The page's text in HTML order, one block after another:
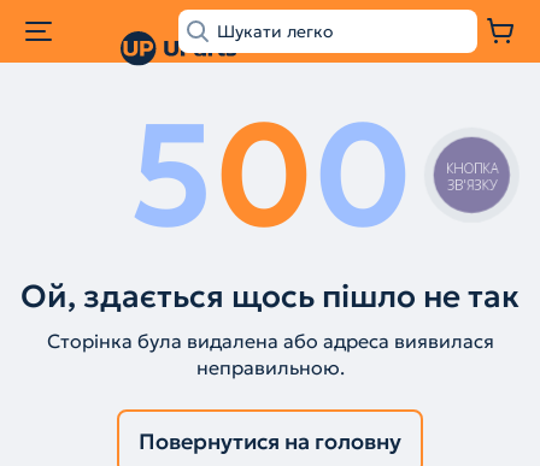
500
Ой, здається щось пішло не так
Сторінка була видалена або адреса виявилася
неправильною.
Повернутися на головну
КНОПКА
ЗВ'ЯЗКУ